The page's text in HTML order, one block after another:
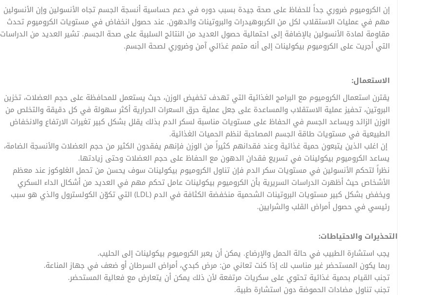
إن الكروميوم ضروري جداً للحفاظ على صحة جيدة بسبب دوره في دعم حساسية أنسجة الجسم تجاه الأنسولين وإن الأنسولين
مهم في عمليات الاستقلاب لكل من الكربوهيدرات والبروتينات والدهون. عند حصول انخفاض في مستويات الكروميوم تحدث
مقاومة لمادة الأنسولين بالإضافة إلى احتمالية حصول العديد من النتائج السلبية على صحة الجسم. تشير العديد من الدراسات
التي أجريت على الكروميوم بيكولينات إلى أنه متمم غذائي آمن وضروري لصحة الجسم.
الاستعمال:
يقترن استعمال الكروميوم مع البرامج الغذائية التي تهدف تخفيض الوزن، حيث يستعمل للمحافظة على حجم العضلات، تخزين
البروتين، تحفيز عملية الاستقلاب والمساعدة على جعل عملية حرق السعرات الحرارية أكثر سهولة في كل دقيقة والتخلص من
الوزن الزائد ويساعد الجسم في الحفاظ على مستويات مناسبة لسكر الدم بذلك يقلل بشكل كبير تغيرات الارتفاع والانخفاض
الطبيعية في مستويات طاقة الجسم المصاحبة لنظم الحميات الغذائية.
إن اغلب الذين يتبعون حمية غذائية وعند فقدانهم كثيراً من الوزن فإنهم يفقدون الكثير من حجم العضلات والأنسجة الضامة،
يساعد الكروميوم بيكولينات في تسريع فقدان الدهون مع الحفاظ على حجم العضلات وحتى زيادتها.
نظراً لتحكم الأنسولين في مستويات سكر الدم فإن تناول الكروميوم بيكولينات سوف يحسن من تحمل الغلوكوز عند معظم
الأشخاص حيث أظهرت الدراسات السريرية بأن الكروميوم بيكولينات عامل تحكم مهم في العديد من أشكال الداء السكري
ويخفض بشكل كبير مستويات البروتينات الشحمية منخفضة الكثافة في الدم LDL)) التي تكوّن الكولسترول والذي هو سبب
رئيسي في حصول أمراض القلب والشرايين.
التحذيرات والاحتياطات:
يجب استشارة الطبيب في حالة الحمل والإرضاع. يمكن أن يعبر الكروميوم بيكولينات إلى الحليب.
ربما يكون المستحضر غير مناسب لك إذا كنت تعاني من: مرض كبدي، أمراض السرطان أو ضعف في جهاز المناعة.
تجنب القيام بحمية غذائية تحتوي على سكريات مرتفعة لأن ذلك يمكن أن يتعارض مع فعالية المستحضر.
تجنب تناول مضادات الحموضة دون استشارة طبية.